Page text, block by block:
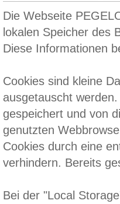
Die Webseite
lokalen Speicher des
Diese Informationen
Cookies sind kleine
ausgetauscht
gespeichert und von
genutzten
Cookies durch eine
verhindern. Bereits
Bei der "Local